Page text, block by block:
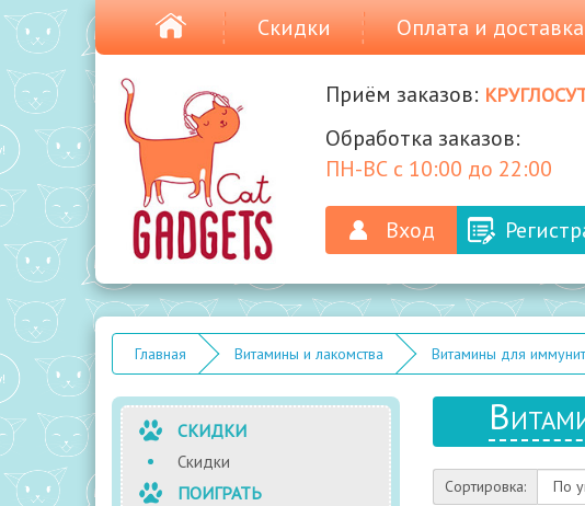
Скидки Оплата и доставка
Приём заказов:
Обработка заказов:
ПН-ВС с 10:00 до 22:00
Вход
Главная Витамины и лакомства Витамины для
СКИДКИ
Скидки
ПОИГРАТЬ Сортировка: